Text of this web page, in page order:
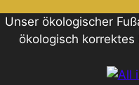
Unser ökologischer
ökologisch